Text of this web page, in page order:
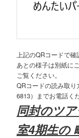
上記のQRコードで
あとの様子は別紙に
ご覧ください。
QRコードの読み取
6813）までお電話く
同封のツ
室4期生の